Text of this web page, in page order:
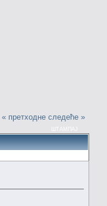
« претходне следеће »